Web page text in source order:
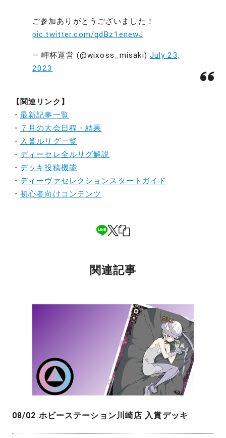
ご参加ありがとうございました！
pic.twitter.com/qdBz1enewJ
— 岬杯運営 (@wixoss_misaki) July 23,
2023
【関連リンク】
・最新記事一覧
・
７月の大会日程・結果
・ 入賞ルリグ一覧
・ ディーセレ全ルリグ解説
・ デッキ投稿機能
・ ディーヴァセレクションスタートガイド
・初心者向けコンテンツ
関連記事
08/02 ホビーステーション川崎店 入賞デッキ